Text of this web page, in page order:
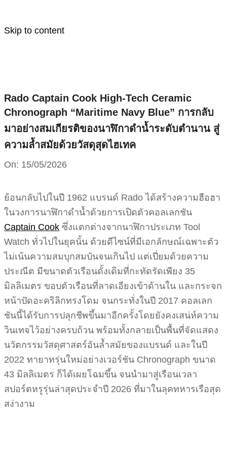
Skip to content
Rado Captain Cook High-Tech Ceramic
Chronograph “Maritime Navy Blue” การกลับ
มาอย่างสมเกียรติของนาฬิกาดำน้ำระดับตำนาน สู่
ความล้ำสมัยด้วยวัสดุสุดไฮเทค
On: 15/05/2026
ย้อนกลับไปในปี 1962 แบรนด์ Rado ได้สร้างความฮือฮา
ในวงการนาฬิกาดำน้ำด้วยการเปิดตัวคอลเลกชัน
Captain Cook ซึ่งแตกต่างจากนาฬิกาประเภท Tool
Watch ทั่วไปในยุคนั้น ด้วยดีไซน์ที่มีเอกลักษณ์เฉพาะตัว
ไม่เน้นความสมบุกสมบันจนเกินไป แต่เปี่ยมด้วยความ
ประณีต มีขนาดตัวเรือนดั้งเดิมที่กะทัดรัดเพียง 35
มิลลิเมตร ขอบตัวเรือนที่ลาดเอียงเข้าด้านใน และกระจก
หน้าปัดอะคริลิกทรงโดม จนกระทั่งในปี 2017 คอลเลก
ชันนี้ได้รับการปลุกชีพขึ้นมาอีกครั้งโดยยังคงเสน่ห์ความ
วินเทจไว้อย่างครบถ้วน พร้อมทั้งกลายเป็นพื้นที่จัดแสดง
นวัตกรรมวัสดุศาสตร์อันล้ำสมัยของแบรนด์ และในปี
2022 ทายาทรุ่นใหม่อย่างเวอร์ชัน Chronograph ขนาด
43 มิลลิเมตร ก็ได้เผยโฉมขึ้น จนนำมาสู่เรือนเวลา
สปอร์ตหรูรุ่นล่าสุดประจำปี 2026 ที่มาในลุคทหารเรือสุด
สง่างาม